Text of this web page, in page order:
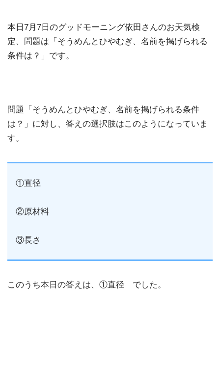
本日7月7日のグッドモーニング依田さんのお天気検
定、問題は「そうめんとひやむぎ、名前を掲げられる
条件は？」です。
問題「そうめんとひやむぎ、名前を掲げられる条件
は？」に対し、答えの選択肢はこのようになっていま
す。
①直径
②原材料
③長さ
このうち本日の答えは、①直径 でした。